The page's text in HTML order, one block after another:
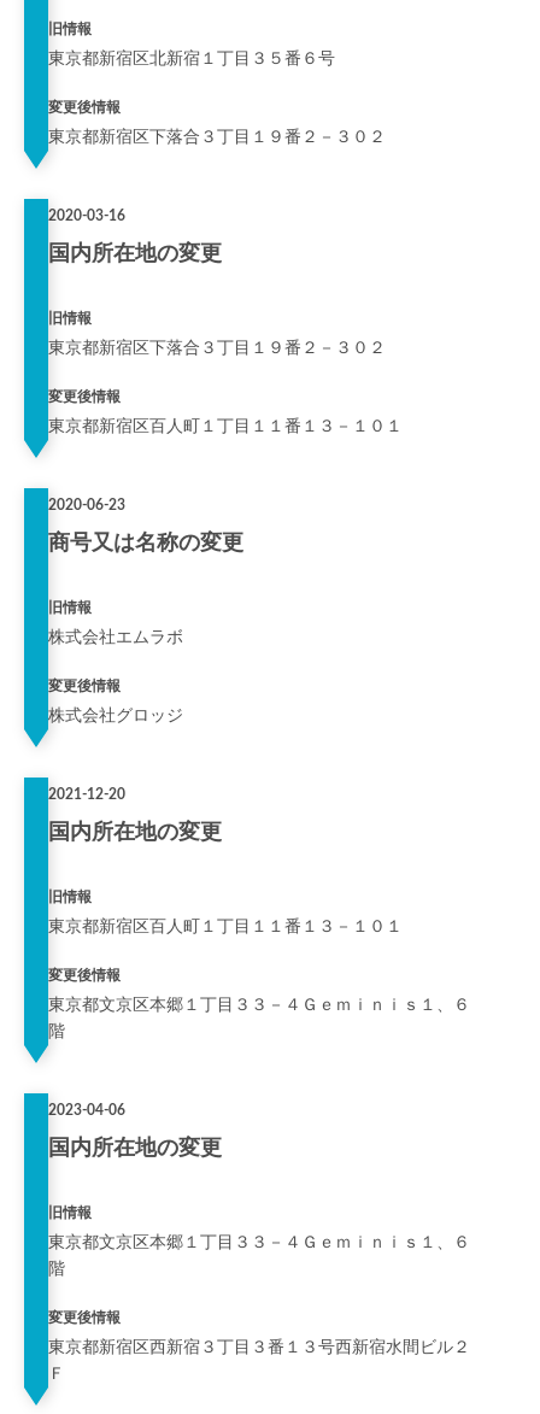
旧情報
東京都新宿区北新宿１丁目３５番６号
変更後情報
東京都新宿区下落合３丁目１９番２－３０２
2020-03-16
国内所在地の変更
旧情報
東京都新宿区下落合３丁目１９番２－３０２
変更後情報
東京都新宿区百人町１丁目１１番１３－１０１
2020-06-23
商号又は名称の変更
旧情報
株式会社エムラボ
変更後情報
株式会社グロッジ
2021-12-20
国内所在地の変更
旧情報
東京都新宿区百人町１丁目１１番１３－１０１
変更後情報
東京都文京区本郷１丁目３３－４Ｇｅｍｉｎｉｓ１、６
階
2023-04-06
国内所在地の変更
旧情報
東京都文京区本郷１丁目３３－４Ｇｅｍｉｎｉｓ１、６
階
変更後情報
東京都新宿区西新宿３丁目３番１３号西新宿水間ビル２
Ｆ